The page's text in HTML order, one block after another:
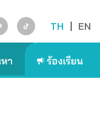
TH | EN